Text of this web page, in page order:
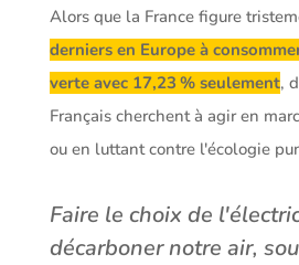
Alors que la France figure
derniers en Europe à
verte avec 17,23 % seulement,
Français cherchent à agir en
ou en luttant contre l'écologie
Faire le choix de
décarboner notre air,